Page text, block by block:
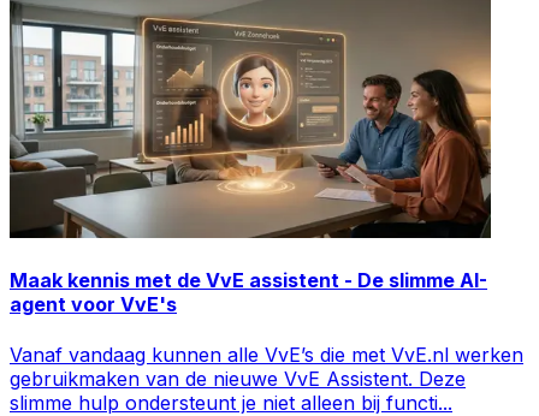
Maak kennis met de VvE assistent - De slimme AI-
agent voor VvE's
Vanaf vandaag kunnen alle VvE’s die met VvE.nl werken
gebruikmaken van de nieuwe VvE Assistent. Deze
slimme hulp ondersteunt je niet alleen bij functi...